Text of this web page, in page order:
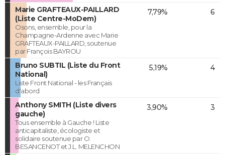
Marie GRAFTEAUX-PAILLARD
(Liste Centre-MoDem)
Osons, ensemble, pour la
Champagne-Ardenne avec Marie
GRAFTEAUX-PAILLARD, soutenue
par François BAYROU
7,79% 6
Bruno SUBTIL (Liste du Front
National)
Liste Front National - les Français
d'abord
5,19% 4
Anthony SMITH (Liste divers
gauche)
Tous ensemble à Gauche ! Liste
anticapitaliste, écologiste et
solidaire soutenue par O.
BESANCENOT et J.L. MELENCHON
3,90% 3